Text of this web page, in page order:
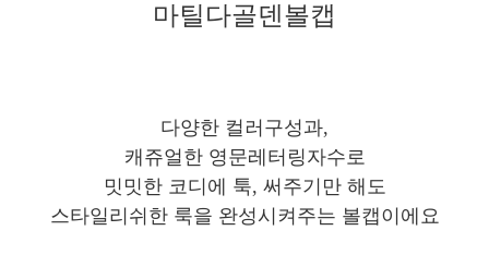
마틸다골덴볼캡
다양한 컬러구성과,
캐쥬얼한 영문레터링자수로
밋밋한 코디에 툭, 써주기만 해도
스타일리쉬한 룩을 완성시켜주는 볼캡이에요